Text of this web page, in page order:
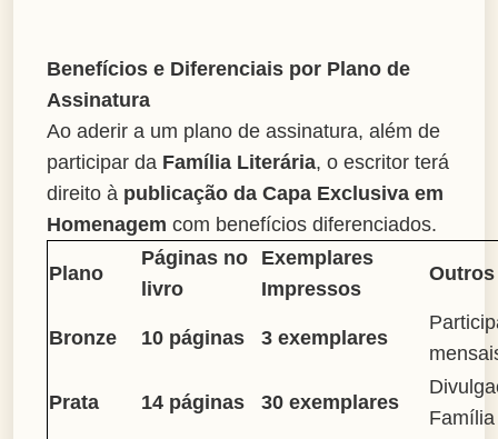
Benefícios e Diferenciais por Plano de
Assinatura
Ao aderir a um plano de assinatura, além de
participar da Família Literária, o escritor terá
direito à publicação da Capa Exclusiva em
Homenagem com benefícios diferenciados.
Plano
Páginas no
livro
Exemplares
Impressos
Bronze 10 páginas 3 exemplares
Prata 14 páginas 30 exemplares